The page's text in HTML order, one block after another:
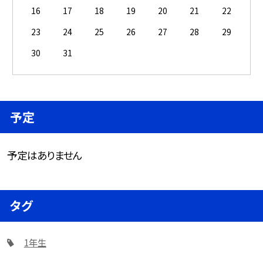
16
17 18 19 20 21
22
23
24 25 26 27 28
29
30
31
予定
予定はありません
タグ
1年生